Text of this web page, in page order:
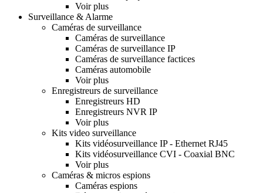
Voir plus
Surveillance & Alarme
Caméras de surveillance
Caméras de surveillance
Caméras de surveillance IP
Caméras de surveillance factices
Caméras automobile
Voir plus
Enregistreurs de surveillance
Enregistreurs HD
Enregistreurs NVR IP
Voir plus
Kits video surveillance
Kits vidéosurveillance IP - Ethernet RJ45
Kits vidéosurveillance CVI - Coaxial BNC
Voir plus
Caméras & micros espions
Caméras espions